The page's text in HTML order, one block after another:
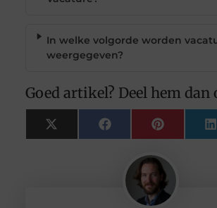
In welke volgorde worden
weergegeven?
Goed artikel? Deel hem dan
X
(Twitter)
FacebookPinterest